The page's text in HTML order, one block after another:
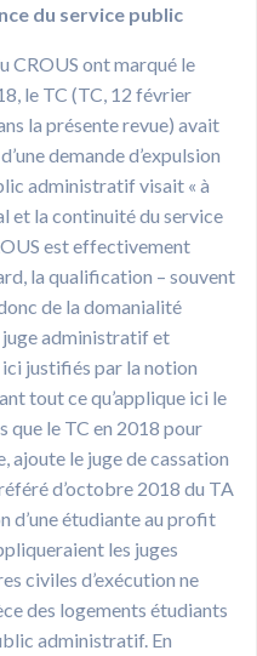
du service public
CROUS ont marqué le
le TC (TC, 12 février
la présente revue) avait
demande d’expulsion
administratif visait « à
et la continuité du service
est effectivement
la qualification – souvent
de la domanialité
juge administratif et
justifiés par la notion
tout ce qu’applique ici le
que le TC en 2018 pour
ajoute le juge de cassation
d’octobre 2018 du TA
d’une étudiante au profit
les juges
civiles d’exécution ne
des logements étudiants
administratif. En